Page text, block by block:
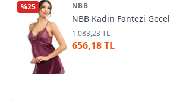
%25 NBB
NBB Kadın Fantezi
1.083,23 TL
656,18 TL